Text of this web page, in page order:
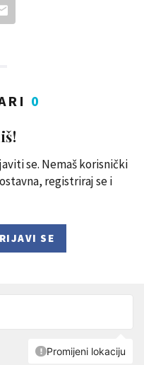
0
se. Nemaš korisnički
registriraj se i
SE